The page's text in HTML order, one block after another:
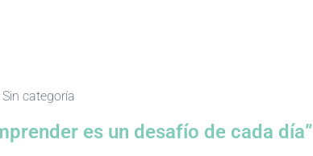
Sin categoría
es un desafío de cada día”